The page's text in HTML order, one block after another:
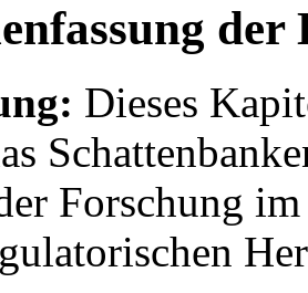
der
Dieses
Forschung